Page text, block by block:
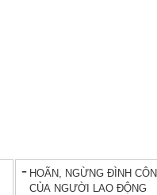
HOÃN, NGỪNG ĐÌNH
CỦA NGƯỜI LAO ĐỘNG